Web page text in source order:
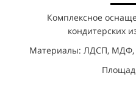
Комплексное
кондитерских
Материалы: ЛДСП, МДФ,